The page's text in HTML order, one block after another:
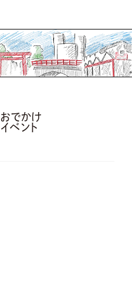
おでかけ
イベント